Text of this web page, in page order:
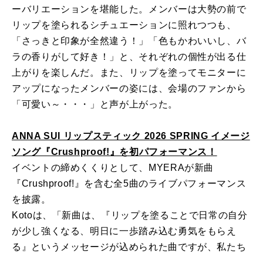
ーバリエーションを堪能した。メンバーは大勢の前で
リップを塗られるシチュエーションに照れつつも、
「さっきと印象が全然違う！」「色もかわいいし、バ
ラの香りがして好き！」と、それぞれの個性が出る仕
上がりを楽しんだ。また、リップを塗ってモニターに
アップになったメンバーの姿には、会場のファンから
「可愛い～・・・」と声が上がった。
ANNA SUI リップスティック 2026 SPRING イメージ
ソング『Crushproof!』を初パフォーマンス！
イベントの締めくくりとして、MYERAが新曲
『Crushproof!』を含む全5曲のライブパフォーマンス
を披露。
Kotoは、「新曲は、『リップを塗ることで日常の自分
が少し強くなる、明日に一歩踏み込む勇気をもらえ
る』というメッセージが込められた曲ですが、私たち